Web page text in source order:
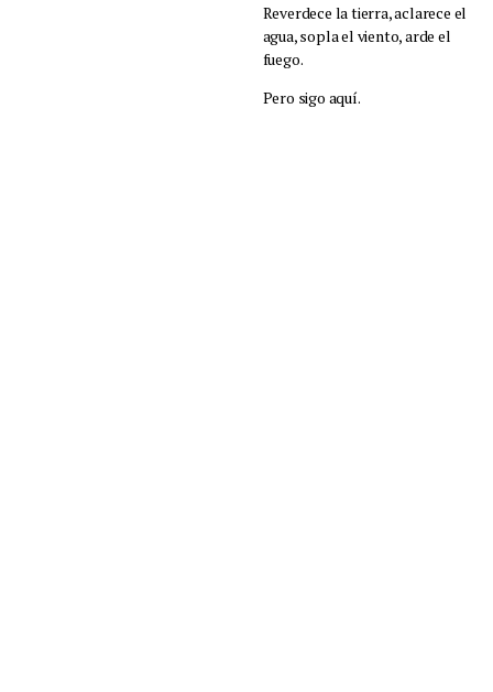
Reverdece la tierra, aclarece el
agua, sopla el viento, arde el
fuego.
Pero sigo aquí.